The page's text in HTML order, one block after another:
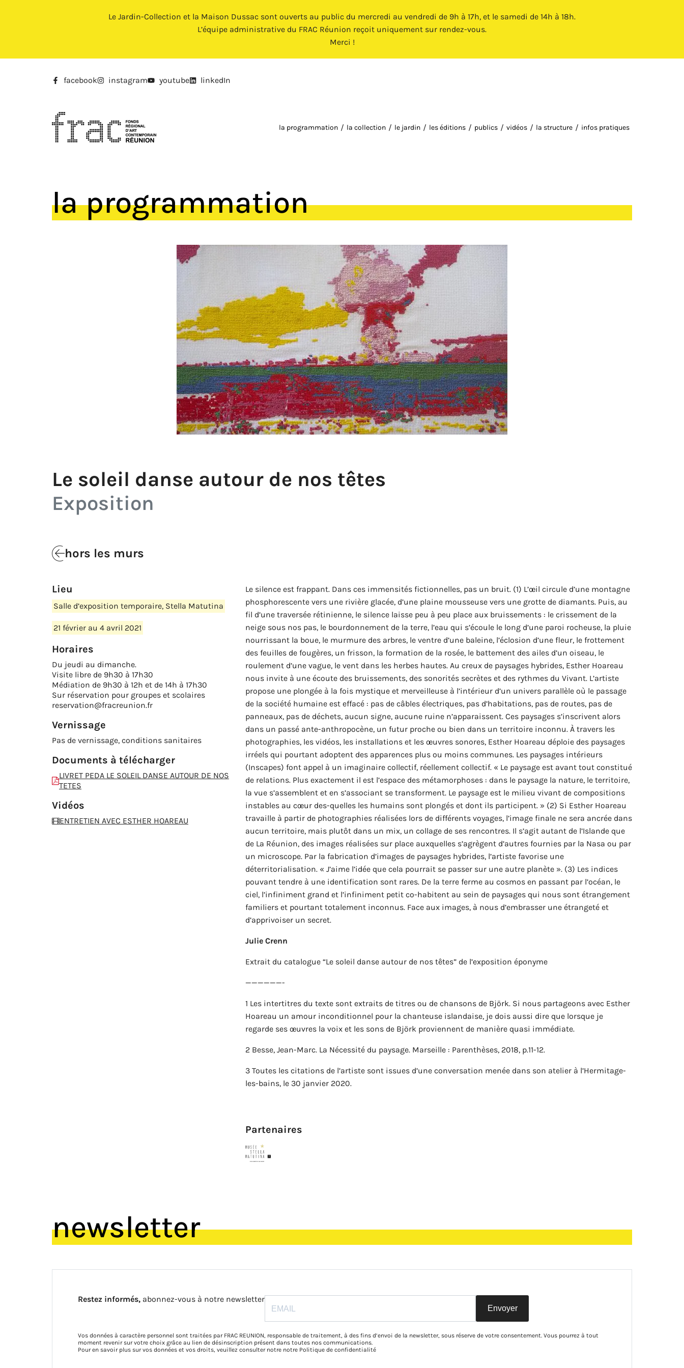
Le Jardin-Collection et la Maison Dussac sont ouverts au public du mercredi au vendredi de 9h à 17h, et le samedi de 14h à 18h.
L’équipe administrative du FRAC Réunion reçoit uniquement sur rendez-vous.
Merci !
facebook instagram youtube linkedIn
la programmation la collection le jardin les éditions publics vidéos la structure infos pratiques
la programmation
Le soleil danse autour de nos têtes
Exposition
hors les murs
Lieu
Salle d’exposition temporaire, Stella Matutina
21 février au 4 avril 2021
Horaires
Du jeudi au dimanche.
Visite libre de 9h30 à 17h30
Médiation de 9h30 à 12h et de 14h à 17h30
Sur réservation pour groupes et scolaires
reservation@fracreunion.fr
Vernissage
Pas de vernissage, conditions sanitaires
Documents à télécharger
LIVRET PEDA LE SOLEIL DANSE AUTOUR DE NOS
TETES
Vidéos
ENTRETIEN AVEC ESTHER HOAREAU
Le silence est frappant. Dans ces immensités fictionnelles, pas un bruit. (1) L’œil circule d’une montagne
phosphorescente vers une rivière glacée, d’une plaine mousseuse vers une grotte de diamants. Puis, au
fil d’une traversée rétinienne, le silence laisse peu à peu place aux bruissements : le crissement de la
neige sous nos pas, le bourdonnement de la terre, l’eau qui s’écoule le long d’une paroi rocheuse, la pluie
nourrissant la boue, le murmure des arbres, le ventre d’une baleine, l’éclosion d’une fleur, le frottement
des feuilles de fougères, un frisson, la formation de la rosée, le battement des ailes d’un oiseau, le
roulement d’une vague, le vent dans les herbes hautes. Au creux de paysages hybrides, Esther Hoareau
nous invite à une écoute des bruissements, des sonorités secrètes et des rythmes du Vivant. L’artiste
propose une plongée à la fois mystique et merveilleuse à l’intérieur d’un univers parallèle où le passage
de la société humaine est effacé : pas de câbles électriques, pas d’habitations, pas de routes, pas de
panneaux, pas de déchets, aucun signe, aucune ruine n’apparaissent. Ces paysages s’inscrivent alors
dans un passé ante-anthropocène, un futur proche ou bien dans un territoire inconnu. À travers les
photographies, les vidéos, les installations et les œuvres sonores, Esther Hoareau déploie des paysages
irréels qui pourtant adoptent des apparences plus ou moins communes. Les paysages intérieurs
(Inscapes) font appel à un imaginaire collectif, réellement collectif. « Le paysage est avant tout constitué
de relations. Plus exactement il est l’espace des métamorphoses : dans le paysage la nature, le territoire,
la vue s’assemblent et en s’associant se transforment. Le paysage est le milieu vivant de compositions
instables au cœur des-quelles les humains sont plongés et dont ils participent. » (2) Si Esther Hoareau
travaille à partir de photographies réalisées lors de différents voyages, l’image finale ne sera ancrée dans
aucun territoire, mais plutôt dans un mix, un collage de ses rencontres. Il s’agit autant de l’Islande que
de La Réunion, des images réalisées sur place auxquelles s’agrègent d’autres fournies par la Nasa ou par
un microscope. Par la fabrication d’images de paysages hybrides, l’artiste favorise une
déterritorialisation. « J’aime l’idée que cela pourrait se passer sur une autre planète ». (3) Les indices
pouvant tendre à une identification sont rares. De la terre ferme au cosmos en passant par l’océan, le
ciel, l’infiniment grand et l’infiniment petit co-habitent au sein de paysages qui nous sont étrangement
familiers et pourtant totalement inconnus. Face aux images, à nous d’embrasser une étrangeté et
d’apprivoiser un secret.
Julie Crenn
Extrait du catalogue “Le soleil danse autour de nos têtes” de l’exposition éponyme
——————-
1 Les intertitres du texte sont extraits de titres ou de chansons de Björk. Si nous partageons avec Esther
Hoareau un amour inconditionnel pour la chanteuse islandaise, je dois aussi dire que lorsque je
regarde ses œuvres la voix et les sons de Björk proviennent de manière quasi immédiate.
2 Besse, Jean-Marc. La Nécessité du paysage. Marseille : Parenthèses, 2018, p.11-12.
3 Toutes les citations de l’artiste sont issues d’une conversation menée dans son atelier à l’Hermitage-
les-bains, le 30 janvier 2020.
Partenaires
newsletter
Restez informés, abonnez-vous à notre newsletter
Envoyer
Vos données à caractère personnel sont traitées par FRAC REUNION, responsable de traitement, à des fins d’envoi de la newsletter, sous réserve de votre consentement. Vous pourrez à tout
moment revenir sur votre choix grâce au lien de désinscription présent dans toutes nos communications.
Pour en savoir plus sur vos données et vos droits, veuillez consulter notre notre Politique de confidentialité